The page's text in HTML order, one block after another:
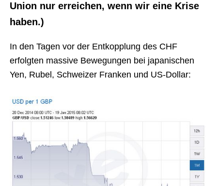
Union nur erreichen, wenn wir eine Krise
haben.)
In den Tagen vor der Entkopplung des CHF
erfolgten massive Bewegungen bei japanischen
Yen, Rubel, Schweizer Franken und US-Dollar: